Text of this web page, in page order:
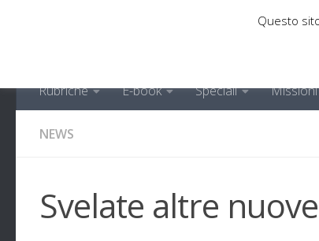
Rubriche E-book Speciali
NEWS
Svelate altre
Questo